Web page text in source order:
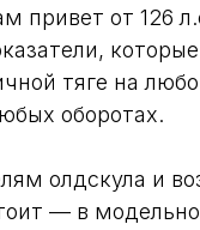
привет от 126
тяге на
оборотах.
олдскула и
— в